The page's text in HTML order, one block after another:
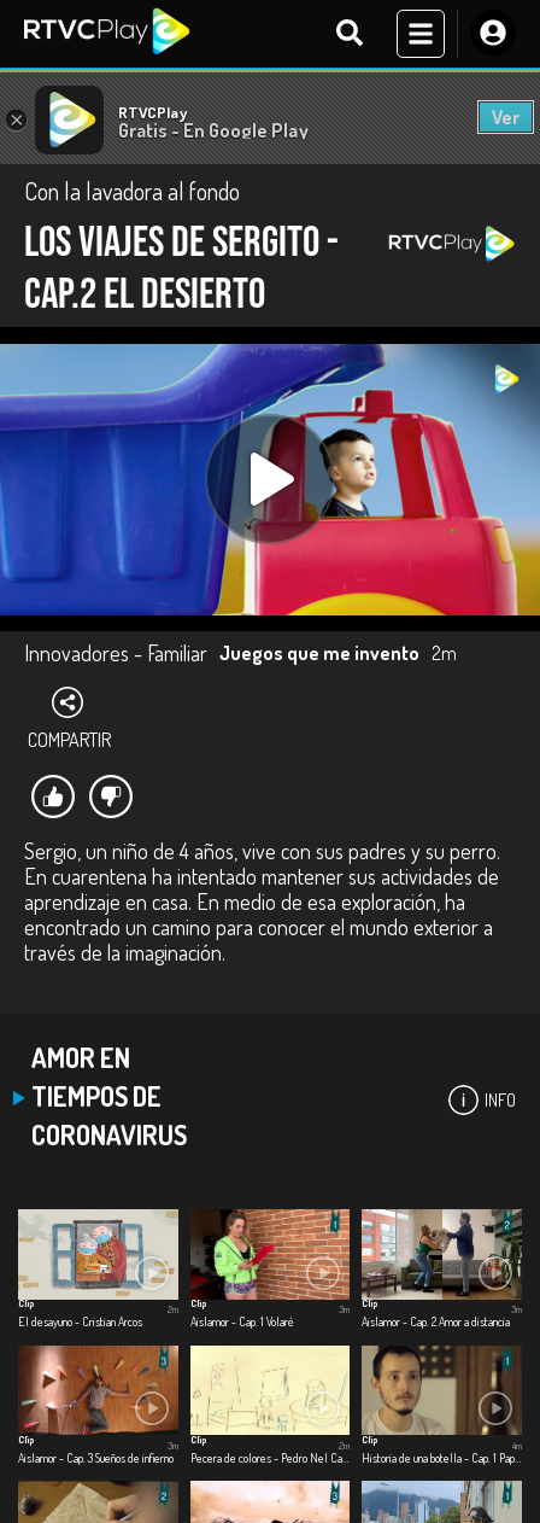
× RTVCPlay
Gratis - En Google Play
Ver
Con la lavadora al fondo
Los viajes de Sergito -
Cap.2 El desierto
Innovadores - Familiar Juegos que me invento 2m
COMPARTIR
Sergio, un niño de 4 años, vive con sus padres y su perro.
En cuarentena ha intentado mantener sus actividades de
aprendizaje en casa. En medio de esa exploración, ha
encontrado un camino para conocer el mundo exterior a
través de la imaginación.
AMOR EN
TIEMPOS DE
CORONAVIRUS
INFO
Clip
El desayuno - Cristian Arcos
2m
Clip
Aislamor - Cap. 1 Volaré
3m
Clip
Aislamor - Cap. 2 Amor a distancia
3m
Clip
Aislamor - Cap. 3 Sueños de infierno
3m
Clip
Pecera de colores - Pedro Nel Cabrera
2m
Clip
4m